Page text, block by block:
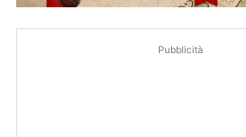
Pubblicità